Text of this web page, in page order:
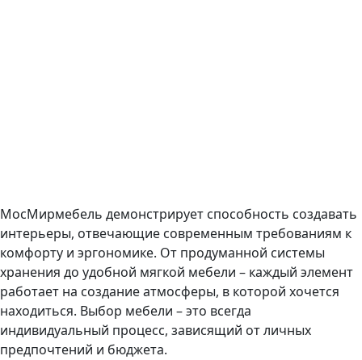
МосМирмебель демонстрирует способность создавать
интерьеры, отвечающие современным требованиям к
комфорту и эргономике. От продуманной системы
хранения до удобной мягкой мебели – каждый элемент
работает на создание атмосферы, в которой хочется
находиться. Выбор мебели – это всегда
индивидуальный процесс, зависящий от личных
предпочтений и бюджета.